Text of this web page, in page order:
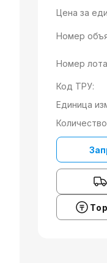
Цена за
Номер
Номер
Код ТРУ:
Единица